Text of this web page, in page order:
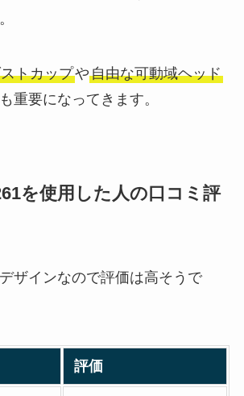
トカップや自由な可動域ヘッド
重要になってきます。
を使用した人の口コミ評
ザインなので評価は高そうで
評価